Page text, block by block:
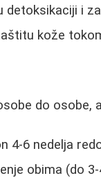
detoksikaciji i
kože
do osobe,
4-6 nedelja
obima (do